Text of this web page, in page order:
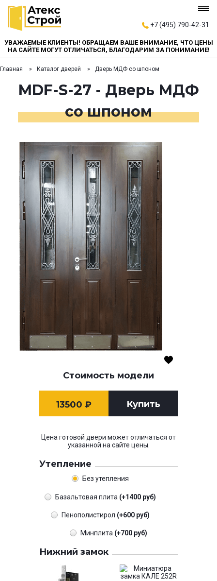
+7 (495) 790-42-31
УВАЖАЕМЫЕ КЛИЕНТЫ! ОБРАЩАЕМ ВАШЕ ВНИМАНИЕ, ЧТО ЦЕНЫ
НА САЙТЕ МОГУТ ОТЛИЧАТЬСЯ, БЛАГОДАРИМ ЗА ПОНИМАНИЕ!
Главная Каталог дверей Дверь МДФ со шпоном
MDF-S-27 - Дверь МДФ
со шпоном
Стоимость модели
13500 ₽ Купить
Цена готовой двери может отличаться от
указанной на сайте цены.
Утепление
Без утепления
Базальтовая плита (+1400 руб)
Пенополистирол (+600 руб)
Минплита (+700 руб)
Нижний замок